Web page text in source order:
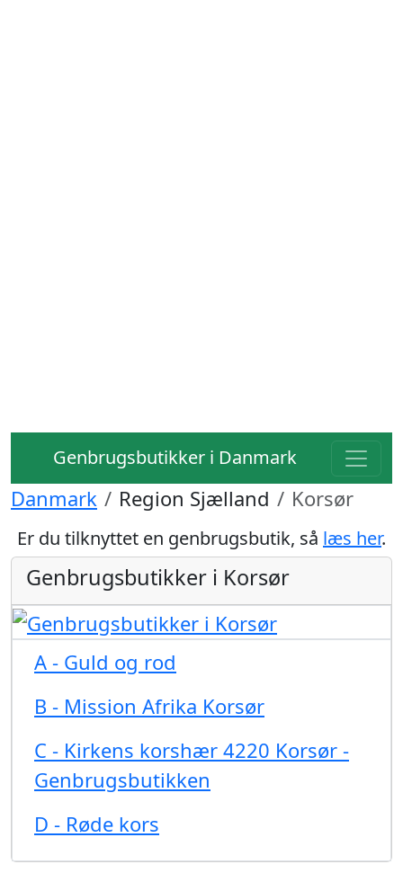
Genbrugsbutikker i Danmark
Danmark Region Sjælland Korsør
Er du tilknyttet en genbrugsbutik, så læs her.
Genbrugsbutikker i Korsør
A - Guld og rod
B - Mission Afrika Korsør
C - Kirkens korshær 4220 Korsør -
Genbrugsbutikken
D - Røde kors